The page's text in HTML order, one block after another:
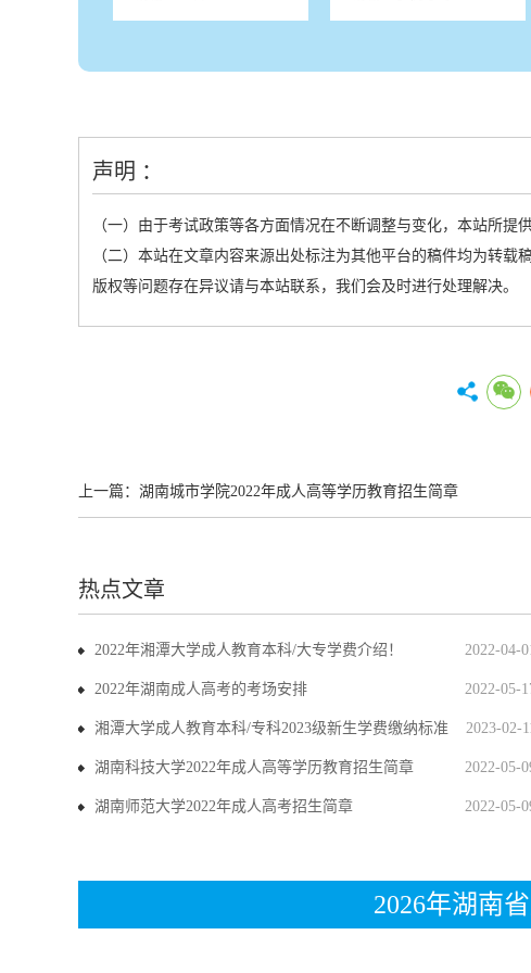
声明 ：
（一）由于考试政策等各方面情况在不断调整与变化，本站所提
（二）本站在文章内容来源出处标注为其他平台的稿件均为转
版权等问题存在异议请与本站联系，我们会及时进行处理解决。
上一篇： 湖南城市学院2022年成人高等学历教育招生简章
热点文章
2022-04-
2022年湘潭大学成人教育本科/大专学费介绍！
2022-05-
2022年湖南成人高考的考场安排
2023-02-
湘潭大学成人教育本科/专科2023级新生学费缴纳标准
2022-05-
湖南科技大学2022年成人高等学历教育招生简章
2022-05-
湖南师范大学2022年成人高考招生简章
2026年湖南